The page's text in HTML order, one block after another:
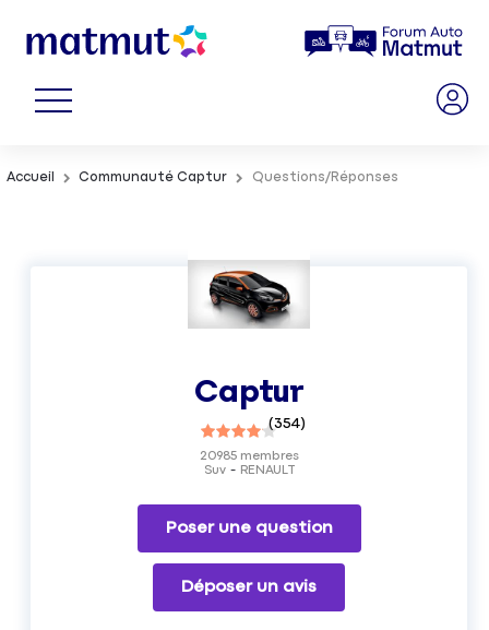
Accueil Communauté Captur Questions/Réponses
Captur
(354)
Suv RENAULT
20985membres
Poser une question
Déposer un avis